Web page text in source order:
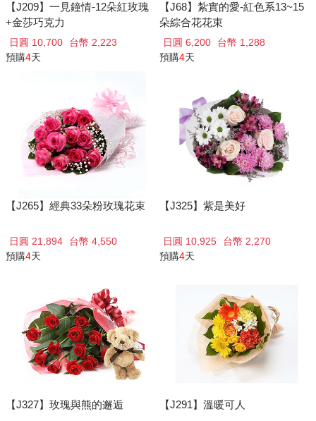
【J209】一見鐘情-12朵紅玫瑰
+金莎巧克力
日圓 10,700
台幣 2,223
預購4天
【J68】紮實的愛-紅色系13~15
朵綜合花花束
日圓 6,200
台幣 1,288
預購4天
【J265】經典33朵粉玫瑰花束
日圓 21,894
台幣 4,550
預購4天
【J325】紫是美好
日圓 10,925
台幣 2,270
預購4天
【J327】玫瑰與熊的邂逅 【J291】溫暖可人